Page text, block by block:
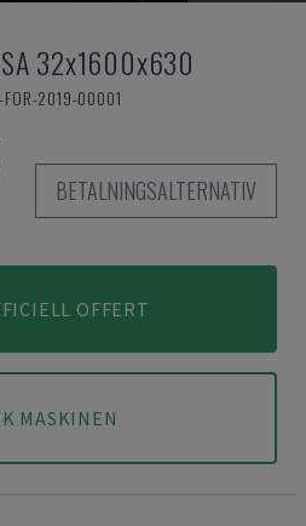
32x1600x630
FOR-2019-00001
BETALNINGSALTERNATIV
OFFERT
MASKINEN